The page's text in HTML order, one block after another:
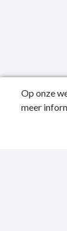
Op onze
meer